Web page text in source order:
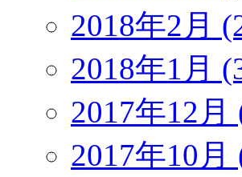
2018年2月
2018年1月
2017年12月
2017年10月